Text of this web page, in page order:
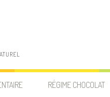
RÉGIME CHOCOLAT